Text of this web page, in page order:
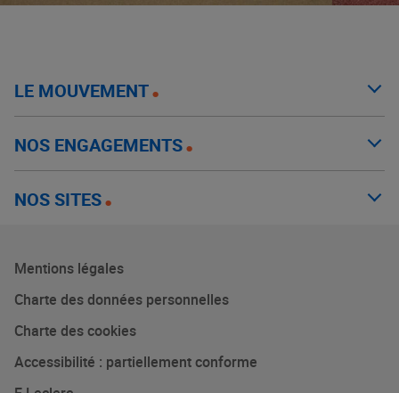
LE MOUVEMENT
NOS ENGAGEMENTS
NOS SITES
Mentions légales
Charte des données personnelles
Charte des cookies
Accessibilité : partiellement conforme